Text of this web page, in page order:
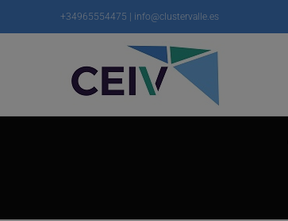
+34965554475 | info@clustervalle.es